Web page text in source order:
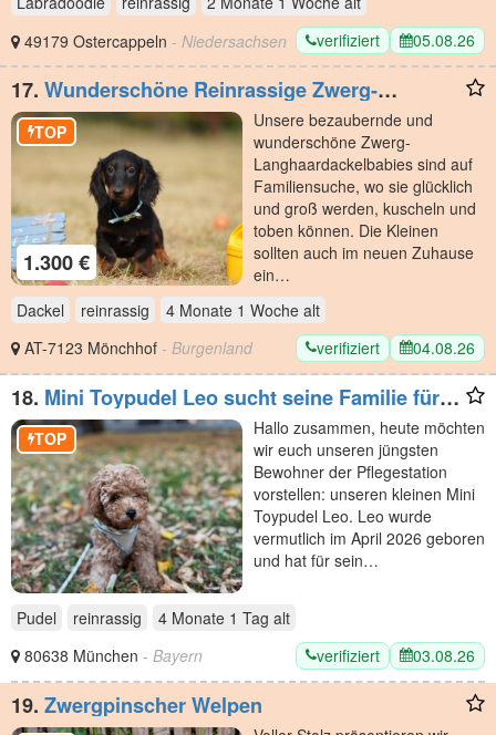
49179 Ostercappeln - Niedersachsen verifiziert 05.08.26
17. Wunderschöne Reinrassige Zwerg-
Langhaardackel Welpen auf Familiensuche
1.300 €
TOP
Unsere bezaubernde und
wunderschöne Zwerg-
Langhaardackelbabies sind auf
Familiensuche, wo sie glücklich
und groß werden, kuscheln und
toben können. Die Kleinen
sollten auch im neuen Zuhause
ein…
Dackel
reinrassig 4 Monate 1 Woche alt
AT-7123 Mönchhof - Burgenland verifiziert 04.08.26
18. Mini Toypudel Leo sucht seine Familie fürs
Leben
TOP
Hallo zusammen, heute möchten
wir euch unseren jüngsten
Bewohner der Pflegestation
vorstellen: unseren kleinen Mini
Toypudel Leo. Leo wurde
vermutlich im April 2026 geboren
und hat für sein…
Pudel reinrassig 4 Monate 1 Tag alt
80638 München - Bayern verifiziert 03.08.26
19. Zwergpinscher Welpen